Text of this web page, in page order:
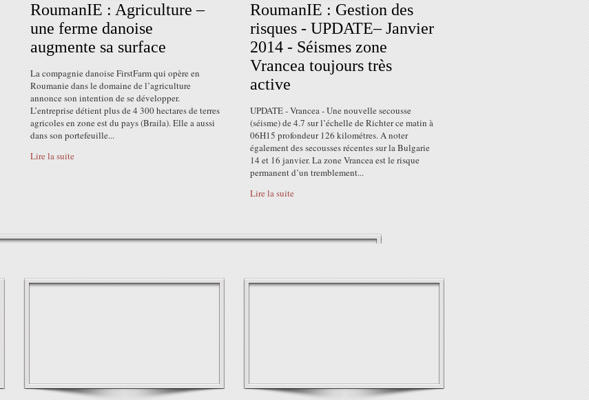
RoumanIE : Agriculture –
une ferme danoise
augmente sa surface
La compagnie danoise FirstFarm qui opère en
Roumanie dans le domaine de l’agriculture
annonce son intention de se développer.
L’entreprise détient plus de 4 300 hectares de terres
agricoles en zone est du pays (Braila). Elle a aussi
dans son portefeuille...
Lire la suite
RoumanIE : Gestion des
risques - UPDATE– Janvier
2014 - Séismes zone
Vrancea toujours très
active
UPDATE - Vrancea - Une nouvelle secousse
(séisme) de 4.7 sur l’échelle de Richter ce matin à
06H15 profondeur 126 kilométres. A noter
également des secousses récentes sur la Bulgarie
14 et 16 janvier. La zone Vrancea est le risque
permanent d’un tremblement...
Lire la suite